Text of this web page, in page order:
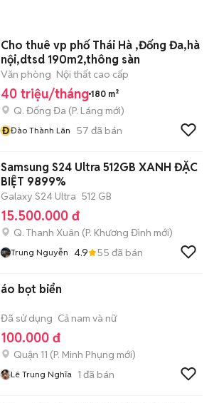
Cho thuê vp phố Thái Hà ,Đống Đa,hà
nội,dtsd 190m2,thông sàn
Văn phòng Nội thất cao cấp
40 triệu/tháng 180 m²
Q. Đống Đa (P. Láng mới)
ĐĐào Thành Lân 57 đã bán
Samsung S24 Ultra 512GB XANH ĐẶC
BIỆT 9899%
Galaxy S24 Ultra 512 GB
15.500.000 đ
Q. Thanh Xuân (P. Khương Đình mới)
Trung Nguyễn 4.9 55 đã bán
áo bọt biển
Đã sử dụng Cả nam và nữ
100.000 đ
Quận 11 (P. Minh Phụng mới)
Lê Trung Nghĩa 1 đã bán